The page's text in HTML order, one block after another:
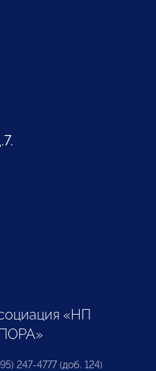
«НП
247-4777 (доб. 124)